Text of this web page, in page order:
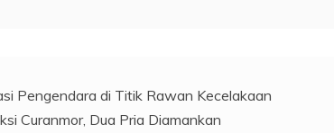
Pengendara di Titik Rawan Kecelakaan
Curanmor, Dua Pria Diamankan